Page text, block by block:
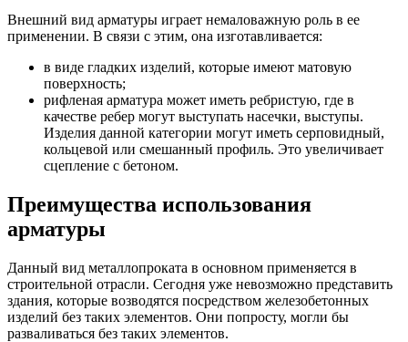
Внешний вид арматуры играет немаловажную роль в ее
применении. В связи с этим, она изготавливается:
в виде гладких изделий, которые имеют матовую
поверхность;
рифленая арматура может иметь ребристую, где в
качестве ребер могут выступать насечки, выступы.
Изделия данной категории могут иметь серповидный,
кольцевой или смешанный профиль. Это увеличивает
сцепление с бетоном.
Преимущества использования
арматуры
Данный вид металлопроката в основном применяется в
строительной отрасли. Сегодня уже невозможно представить
здания, которые возводятся посредством железобетонных
изделий без таких элементов. Они попросту, могли бы
разваливаться без таких элементов.